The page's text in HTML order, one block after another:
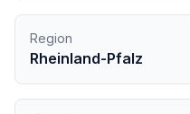
Region
Rheinland-Pfalz